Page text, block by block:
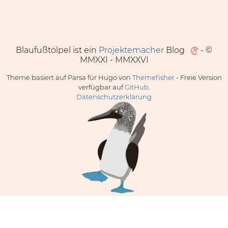
Blaufußtölpel ist ein ProjektemacherBlog
- ©
MMXXI - MMXXVI
Theme basiert auf Parsa für Hugo von Themefisher- Freie Version
verfügbar aufGitHub.
Datenschutzerklärung